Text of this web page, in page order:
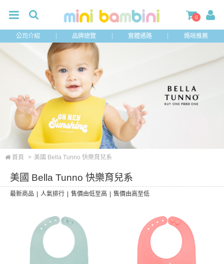
0
公司介紹 品牌總覽 實體通路 媽咪推薦
首頁 > 美國 Bella Tunno 快樂育兒系
美國 Bella Tunno 快樂育兒系
最新商品 人氣排行 售價由低至高 售價由高至低